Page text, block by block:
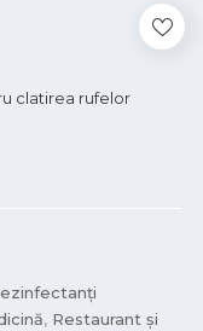
clatirea rufelor
, Restaurant și